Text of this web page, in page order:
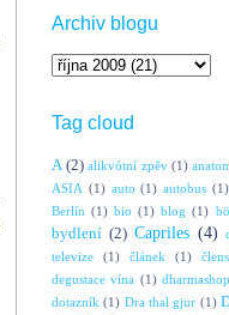
Archiv blogu
Tag cloud
A (2) alikvótní zpěv (1)
ASIA (1) auto (1) autobus (1)
Berlín (1) bio (1) blog (1)
bydlení (2) Capriles (4)
televize
(1) článek (1)
degustace vína (1) dharmashop
dotazník (1) Dra thal gjur (1)